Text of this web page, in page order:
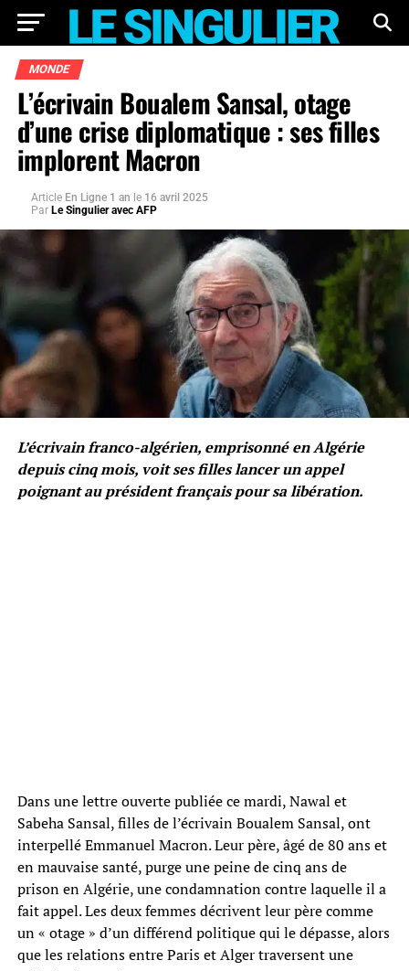
MONDE
L’écrivain Boualem Sansal, otage
d’une crise diplomatique : ses filles
implorent Macron
Article En Ligne 1 an le 16 avril 2025
Par Le Singulier avec AFP
L’écrivain franco-algérien, emprisonné en Algérie
depuis cinq mois, voit ses filles lancer un appel
poignant au président français pour sa libération.
Dans une lettre ouverte publiée ce mardi, Nawal et
Sabeha Sansal, filles de l’écrivain Boualem Sansal, ont
interpellé Emmanuel Macron. Leur père, âgé de 80 ans et
en mauvaise santé, purge une peine de cinq ans de
prison en Algérie, une condamnation contre laquelle il a
fait appel. Les deux femmes décrivent leur père comme
un « otage » d’un différend politique qui le dépasse, alors
que les relations entre Paris et Alger traversent une